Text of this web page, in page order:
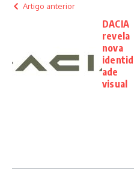
Artigo anterior
DACIA
revela
nova
identid
ade
visual